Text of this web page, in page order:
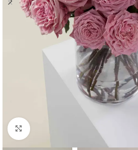
Spustelėkite norėdami padidinti